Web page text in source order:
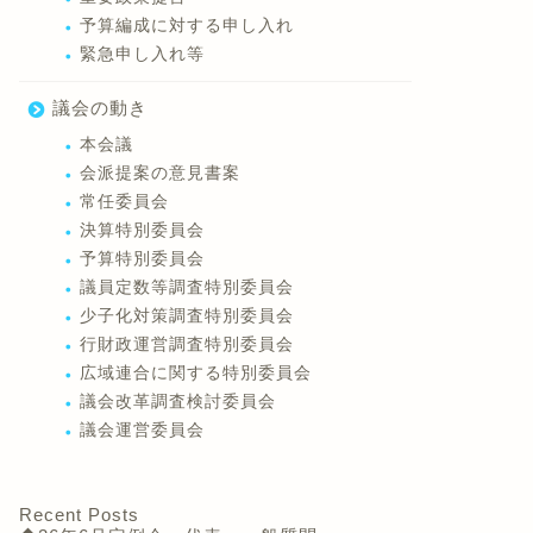
予算編成に対する申し入れ
緊急申し入れ等
議会の動き
本会議
会派提案の意見書案
常任委員会
決算特別委員会
予算特別委員会
議員定数等調査特別委員会
少子化対策調査特別委員会
行財政運営調査特別委員会
広域連合に関する特別委員会
議会改革調査検討委員会
議会運営委員会
Recent Posts